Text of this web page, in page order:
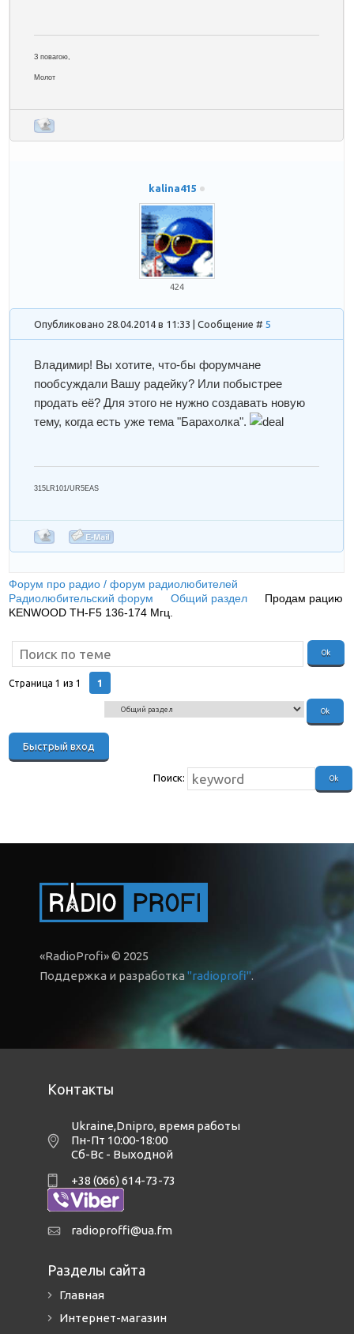
З повагою,
Молот
kalina415
424
Опубликовано 28.04.2014 в 11:33 | Сообщение #5
Владимир! Вы хотите, что-бы форумчане
пообсуждали Вашу радейку? Или побыстрее
продать её? Для этого не нужно создавать новую
тему, когда есть уже тема "Барахолка".
315LR101/UR5EAS
Форум про радио / форум радиолюбителей
Радиолюбительский форум
Общий раздел
Продам рацию
KENWOOD TH-F5 136-174 Мгц.
Страница1 из1 1
Поиск:
«RadioProfi» © 2025
Поддержка и разработка"radioprofi".
Контакты
Ukraine,Dnipro, время работы
Пн-Пт 10:00-18:00
Сб-Вс - Выходной
+38 (066) 614-73-73
radioproffi@ua.fm
Разделы сайта
Главная
Интернет-магазин